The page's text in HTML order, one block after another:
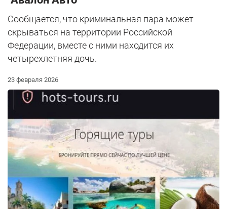
Сообщается, что криминальная пара может
скрываться на территории Российской
Федерации, вместе с ними находится их
четырехлетняя дочь.
23 февраля 2026